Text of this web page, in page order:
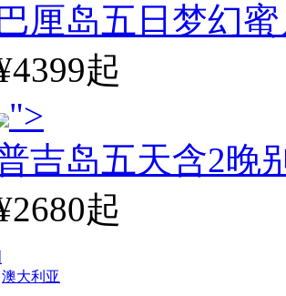
厘岛五日梦幻
起
">
吉岛五天含2晚
起
澳大利亚